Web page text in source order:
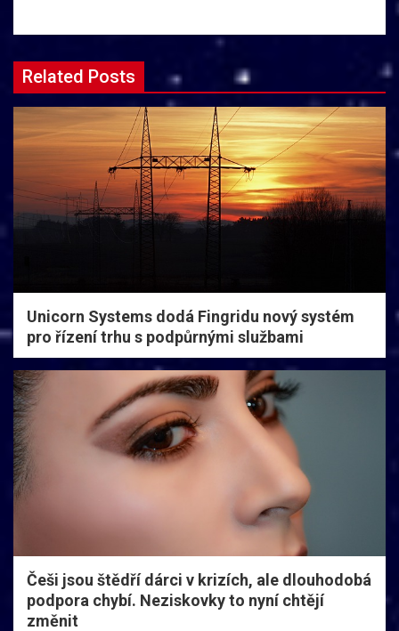
Related Posts
Unicorn Systems dodá Fingridu nový systém
pro řízení trhu s podpůrnými službami
Češi jsou štědří dárci v krizích, ale dlouhodobá
podpora chybí. Neziskovky to nyní chtějí
změnit